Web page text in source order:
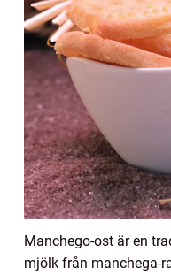
Manchego-ost är en
mjölk från manchega-